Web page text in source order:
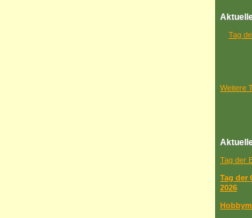
Tag
Weitere
Tag der
Tag der
2026